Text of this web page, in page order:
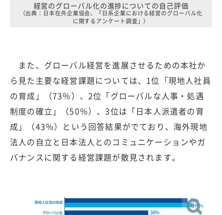
経営のグローバル化の進捗についての自己評価
（出典：日本在外企業協会、「日系企業における経営のグローバル化
に関するアンケート調査」）
また、グローバル経営を進展させるための本社か
ら見た主要な経営課題については、1位「現地人社員
の育成」（73％）、2位「グローバルな人事・処遇
制度の確立」（50％）、3位は「日本人派遣者の育
成」（43％）という回答結果がでており、海外現地
法人の自立と日本法人とのコミュニケーションやガ
バナンスに関する経営課題が散見されます。